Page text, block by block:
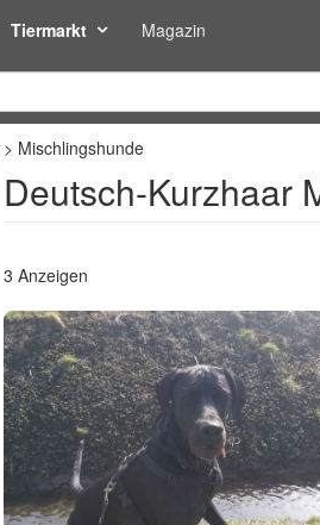
Tiermarkt Magazin
Mischlingshunde
Deutsch-Kurzhaar
3 Anzeigen